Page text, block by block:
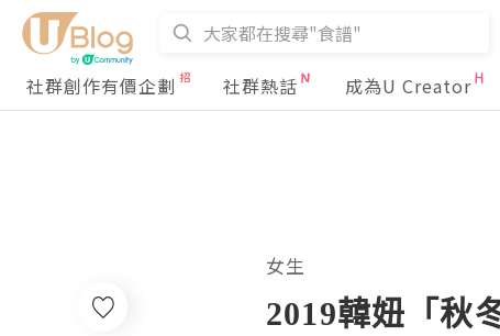
社群創作有價企劃
社群熱話 成為U Creator
女生
2019韓妞「秋